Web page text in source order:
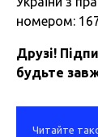
номером:
Друзі!
будьте
Читайте